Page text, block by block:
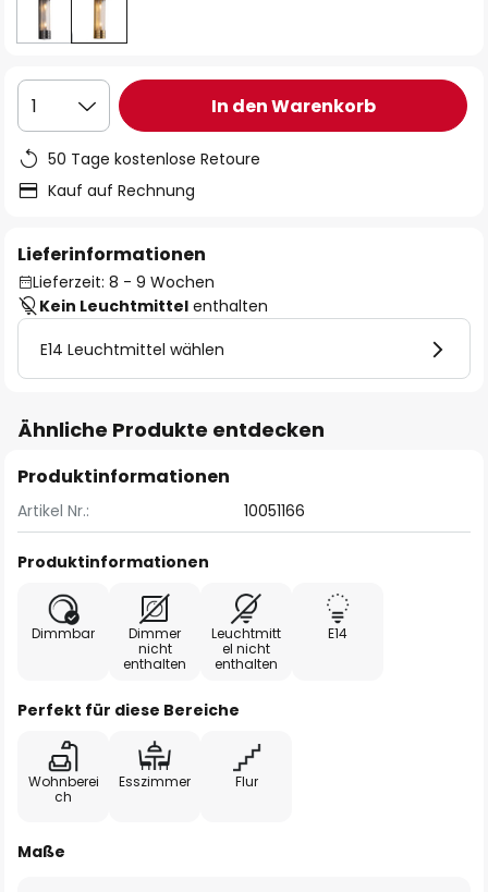
1 In den Warenkorb
50 Tage kostenlose Retoure
Kauf auf Rechnung
Lieferinformationen
Lieferzeit: 8 - 9 Wochen
Kein Leuchtmittel enthalten
E14 Leuchtmittel wählen
Ähnliche Produkte entdecken
Produktinformationen
Artikel Nr.: 10051166
Produktinformationen
Dimmbar
Dimmer
nicht
enthalten
Leuchtmitt
el nicht
enthalten
E14
Perfekt für diese Bereiche
Wohnberei
ch
Esszimmer Flur
Maße